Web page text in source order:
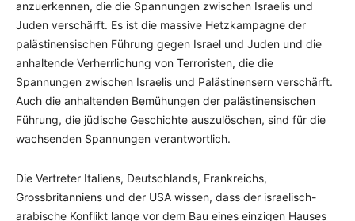
anzuerkennen, die die Spannungen zwischen Israelis und
Juden verschärft. Es ist die massive Hetzkampagne der
palästinensischen Führung gegen Israel und Juden und die
anhaltende Verherrlichung von Terroristen, die die
Spannungen zwischen Israelis und Palästinensern verschärft.
Auch die anhaltenden Bemühungen der palästinensischen
Führung, die jüdische Geschichte auszulöschen, sind für die
wachsenden Spannungen verantwortlich.
Die Vertreter Italiens, Deutschlands, Frankreichs,
Grossbritanniens und der USA wissen, dass der israelisch-
arabische Konflikt lange vor dem Bau eines einzigen Hauses